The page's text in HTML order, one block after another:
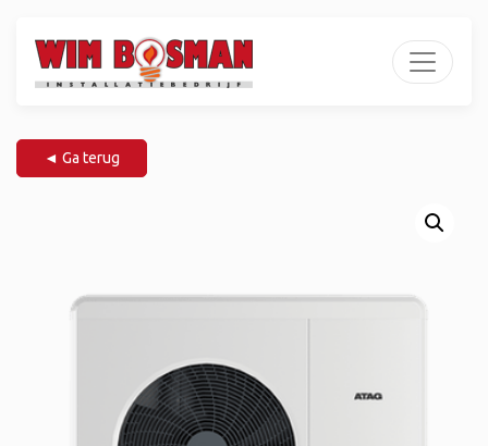
◄ Ga terug